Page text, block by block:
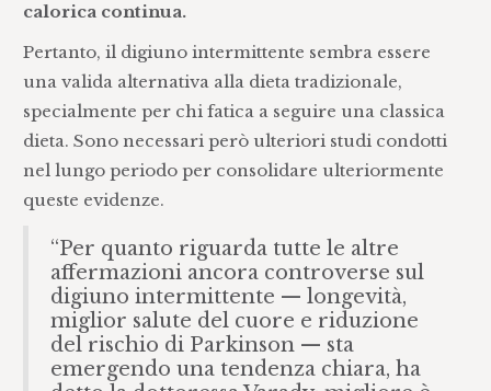
calorica continua.
Pertanto, il digiuno intermittente sembra essere
una valida alternativa alla dieta tradizionale,
specialmente per chi fatica a seguire una classica
dieta. Sono necessari però ulteriori studi condotti
nel lungo periodo per consolidare ulteriormente
queste evidenze.
“Per quanto riguarda tutte le altre
affermazioni ancora controverse sul
digiuno intermittente — longevità,
miglior salute del cuore e riduzione
del rischio di Parkinson — sta
emergendo una tendenza chiara, ha